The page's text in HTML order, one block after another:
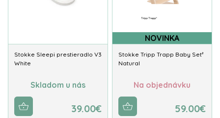
Stokke Sleepi prestieradlo V3
White
Skladom u nás
39.00€
NOVINKA
Stokke Tripp Trapp Baby Set²
Natural
Na objednávku
59.00€